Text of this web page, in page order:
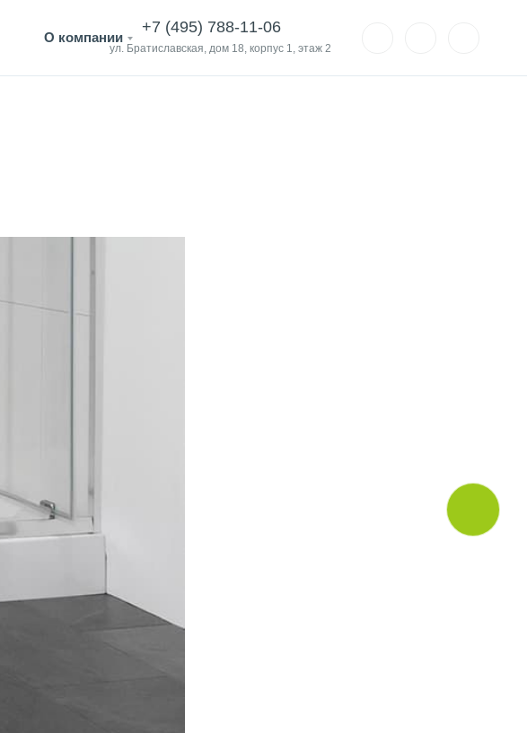
О компании
+7 (495) 788-11-06
ул. Братиславская, дом 18, корпус 1, этаж 2